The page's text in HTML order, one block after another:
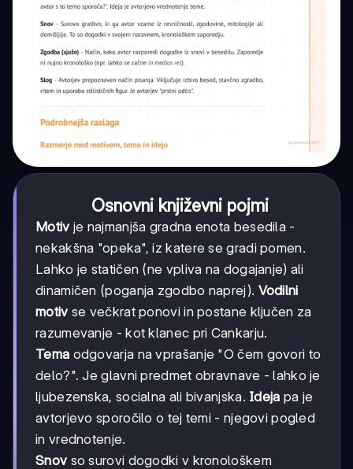
Osnovni književni pojmi
Motivje najmanjša gradna enota besedila -
nekakšna "opeka", iz katere se gradi pomen.
Lahko je statičen (ne vpliva na dogajanje) ali
dinamičen (poganja zgodbo naprej). Vodilni
motivse večkrat ponovi in postane ključen za
razumevanje - kot klanec pri Cankarju.
Tema odgovarja na vprašanje "O čem govori to
delo?". Je glavni predmet obravnave - lahko je
ljubezenska, socialna ali bivanjska. Ideja pa je
avtorjevo sporočilo o tej temi - njegovi pogled
in vrednotenje.
Snovso surovi dogodki v kronološkem